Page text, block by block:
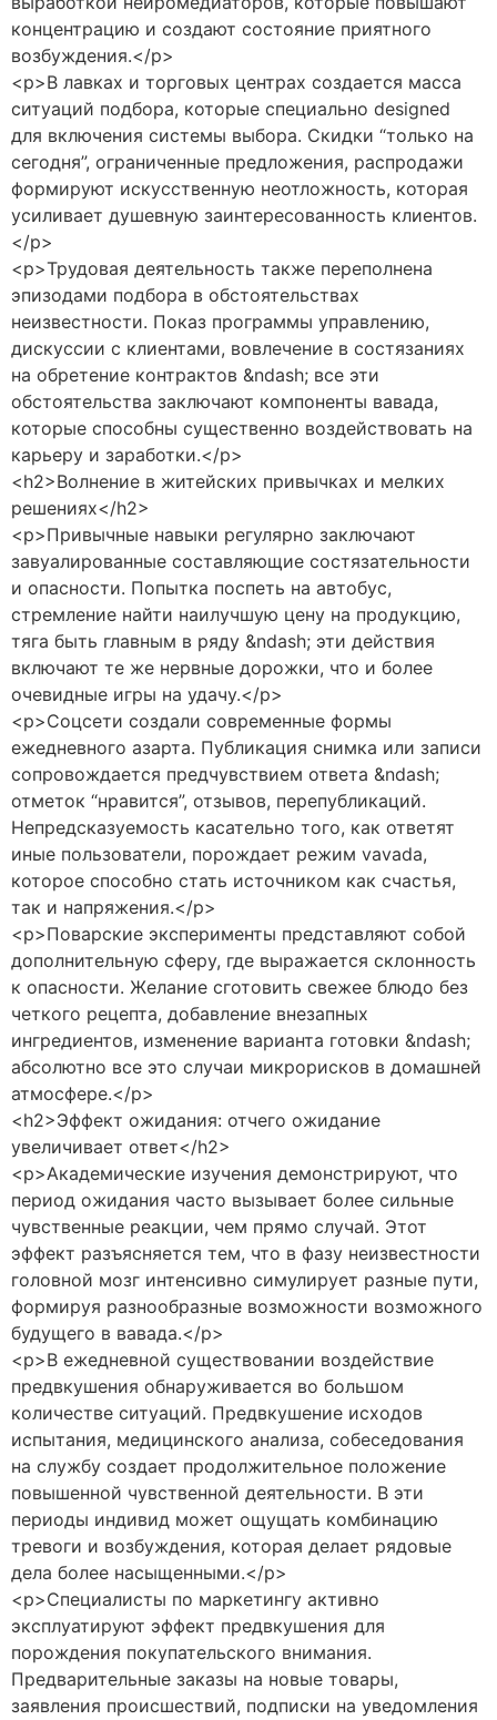
концентрацию и создают состояние приятного
возбуждения.</p>
<p>В лавках и торговых центрах создается масса
ситуаций подбора, которые специально designed
для включения системы выбора. Скидки “только на
сегодня”, ограниченные предложения, распродажи
формируют искусственную неотложность, которая
усиливает душевную заинтересованность клиентов.
</p>
<p>Трудовая деятельность также переполнена
эпизодами подбора в обстоятельствах
неизвестности. Показ программы управлению,
дискуссии с клиентами, вовлечение в состязаниях
на обретение контрактов &ndash; все эти
обстоятельства заключают компоненты вавада,
которые способны существенно воздействовать на
карьеру и заработки.</p>
<h2>Волнение в житейских привычках и мелких
решениях</h2>
<p>Привычные навыки регулярно заключают
завуалированные составляющие состязательности
и опасности. Попытка поспеть на автобус,
стремление найти наилучшую цену на продукцию,
тяга быть главным в ряду &ndash; эти действия
включают те же нервные дорожки, что и более
очевидные игры на удачу.</p>
<p>Соцсети создали современные формы
ежедневного азарта. Публикация снимка или записи
сопровождается предчувствием ответа &ndash;
отметок “нравится”, отзывов, перепубликаций.
Непредсказуемость касательно того, как ответят
иные пользователи, порождает режим vavada,
которое способно стать источником как счастья,
так и напряжения.</p>
<p>Поварские эксперименты представляют собой
дополнительную сферу, где выражается склонность
к опасности. Желание сготовить свежее блюдо без
четкого рецепта, добавление внезапных
ингредиентов, изменение варианта готовки &ndash;
абсолютно все это случаи микрорисков в домашней
атмосфере.</p>
<h2>Эффект ожидания: отчего ожидание
увеличивает ответ</h2>
<p>Академические изучения демонстрируют, что
период ожидания часто вызывает более сильные
чувственные реакции, чем прямо случай. Этот
эффект разъясняется тем, что в фазу неизвестности
головной мозг интенсивно симулирует разные пути,
формируя разнообразные возможности возможного
будущего в вавада.</p>
<p>В ежедневной существовании воздействие
предвкушения обнаруживается во большом
количестве ситуаций. Предвкушение исходов
испытания, медицинского анализа, собеседования
на службу создает продолжительное положение
повышенной чувственной деятельности. В эти
периоды индивид может ощущать комбинацию
тревоги и возбуждения, которая делает рядовые
дела более насыщенными.</p>
<p>Специалисты по маркетингу активно
эксплуатируют эффект предвкушения для
порождения покупательского внимания.
Предварительные заказы на новые товары,
заявления происшествий, подписки на уведомления